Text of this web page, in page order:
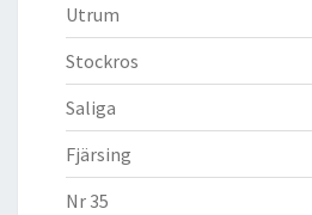
Utrum
Stockros
Saliga
Fjärsing
Nr 35